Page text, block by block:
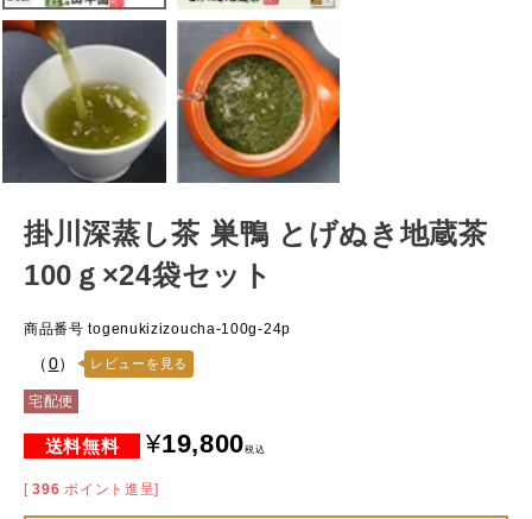
掛川深蒸し茶 巣鴨 とげぬき地蔵茶
100ｇ×24袋セット
商品番号 togenukizizoucha-100g-24p
（0） レビューを見る
宅配便
¥19,800税込
[ 396 ポイント進呈]